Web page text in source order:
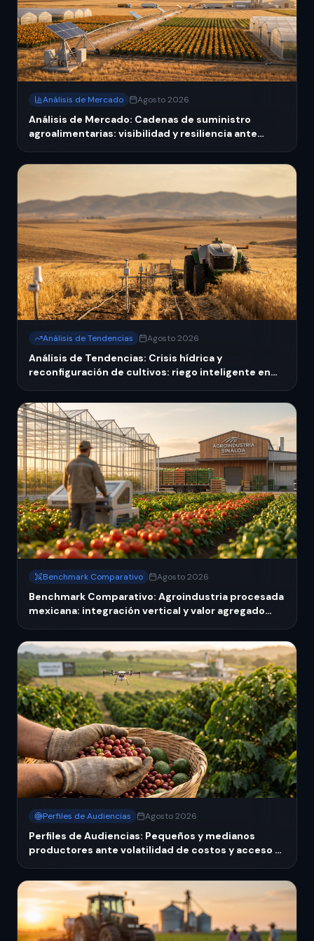
Análisis de Mercado Agosto 2026
Análisis de Mercado: Cadenas de suministro
agroalimentarias: visibilidad y resiliencia ante
Análisis de Tendencias Agosto 2026
Análisis de Tendencias: Crisis hídrica y
reconfiguración de cultivos: riego inteligente en
Benchmark Comparativo Agosto 2026
Benchmark Comparativo: Agroindustria procesada
mexicana: integración vertical y valor agregado
Perfiles de Audiencias Agosto 2026
Perfiles de Audiencias: Pequeños y medianos
productores ante volatilidad de costos y acceso a